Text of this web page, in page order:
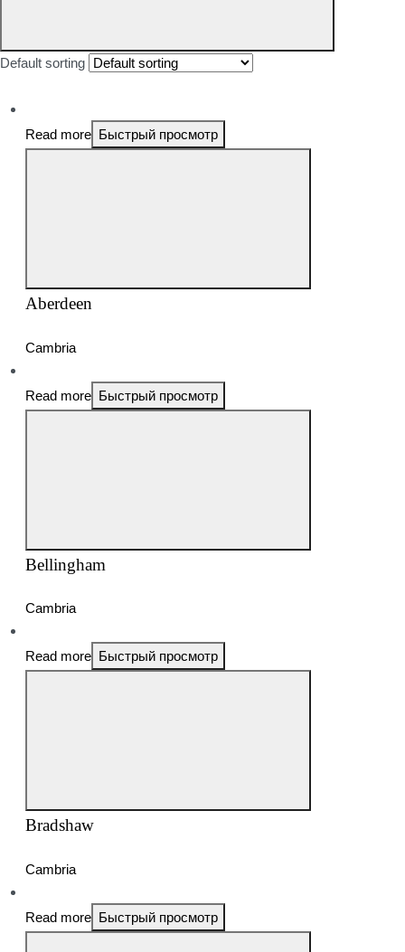
Default sorting
Read more Быстрый просмотр
Aberdeen
Cambria
Read more Быстрый просмотр
Bellingham
Cambria
Read more Быстрый просмотр
Bradshaw
Cambria
Read more Быстрый просмотр